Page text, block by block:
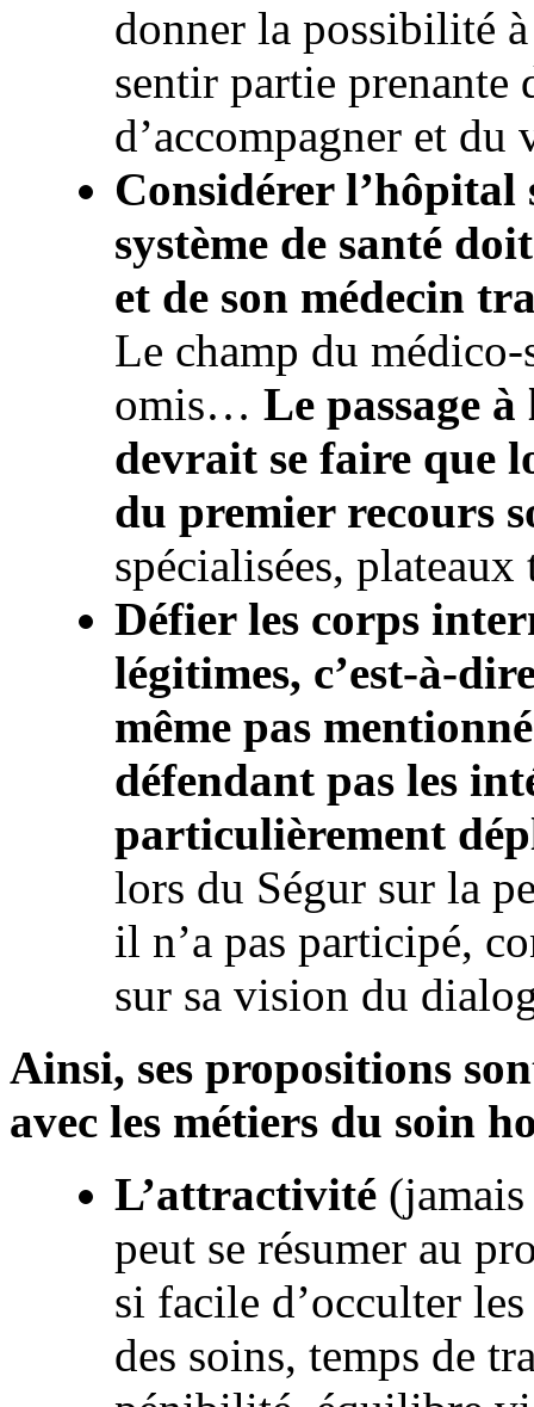
donner la possibilité
sentir partie prenante
d’accompagner et du
Considérer l’hôpital
système de santé
et de son médecin
Le champ du
omis… Le passage
devrait se faire que
du premier recours
spécialisées,
Défier les corps
légitimes, c’est-à-
même pas
défendant pas les
particulièrement
lors du Ségur sur la
il n’a pas participé,
sur sa vision du
Ainsi, ses propositions
avec les métiers du soin
L’attractivité
peut se résumer au
si facile d’occulter
des soins, temps de